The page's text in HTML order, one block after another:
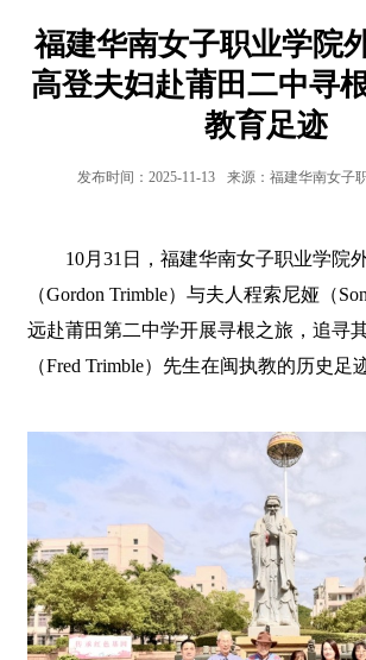
福建华南女子职业学院
高登夫妇赴莆田二中寻
教育足迹
发布时间：2025-11-13 来源：福建华南女子
10月31日，福建华南女子职业学院
（Gordon Trimble）与夫人程索尼娅（
远赴莆田第二中学开展寻根之旅，追寻
（Fred Trimble）先生在闽执教的历史足